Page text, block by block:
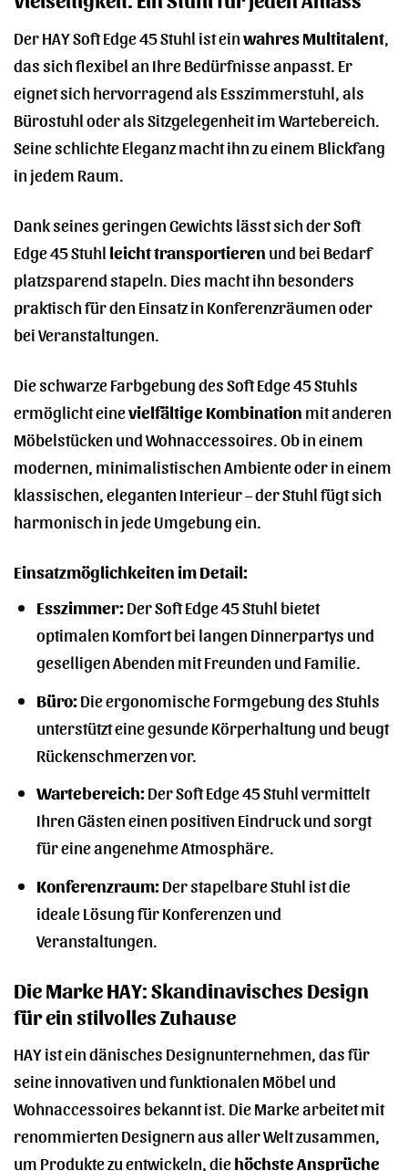
Der HAY Soft Edge 45 Stuhl ist einwahres Multitalent,
das sich flexibel an Ihre Bedürfnisse anpasst. Er
eignet sich hervorragend als Esszimmerstuhl, als
Bürostuhl oder als Sitzgelegenheit im Wartebereich.
Seine schlichte Eleganz macht ihn zu einem Blickfang
in jedem Raum.
Dank seines geringen Gewichts lässt sich der Soft
Edge 45 Stuhl leicht transportieren und bei Bedarf
platzsparend stapeln. Dies macht ihn besonders
praktisch für den Einsatz in Konferenzräumen oder
bei Veranstaltungen.
Die schwarze Farbgebung des Soft Edge 45 Stuhls
ermöglicht einevielfältige Kombination mit anderen
Möbelstücken und Wohnaccessoires. Ob in einem
modernen, minimalistischen Ambiente oder in einem
klassischen, eleganten Interieur – der Stuhl fügt sich
harmonisch in jede Umgebung ein.
Einsatzmöglichkeiten im Detail:
Esszimmer:Der Soft Edge 45 Stuhl bietet
optimalen Komfort bei langen Dinnerpartys und
geselligen Abenden mit Freunden und Familie.
Büro:Die ergonomische Formgebung des Stuhls
unterstützt eine gesunde Körperhaltung und beugt
Rückenschmerzen vor.
Wartebereich:Der Soft Edge 45 Stuhl vermittelt
Ihren Gästen einen positiven Eindruck und sorgt
für eine angenehme Atmosphäre.
Konferenzraum:Der stapelbare Stuhl ist die
ideale Lösung für Konferenzen und
Veranstaltungen.
Die Marke HAY: Skandinavisches Design
für ein stilvolles Zuhause
HAY ist ein dänisches Designunternehmen, das für
seine innovativen und funktionalen Möbel und
Wohnaccessoires bekannt ist. Die Marke arbeitet mit
renommierten Designern aus aller Welt zusammen,
um Produkte zu entwickeln, diehöchste Ansprüche